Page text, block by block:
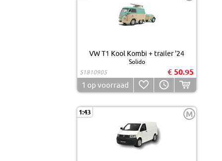
VW T1 Kool Kombi + trailer '24
Solido
S1810905
€ 50.95
1 op voorraad
1:43 M